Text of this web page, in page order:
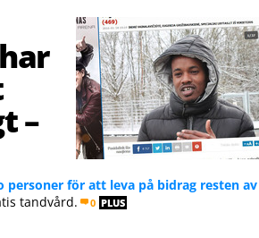
–
för att leva på bidrag resten av
tandvård. 0 PLUS